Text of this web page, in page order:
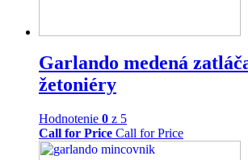
Garlando medená
žetoniéry
Hodnotenie 0 z 5
Call for Price Call for Price